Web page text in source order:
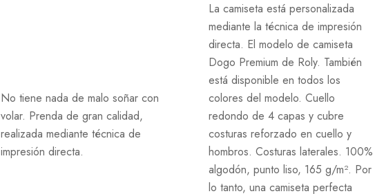
No tiene nada de malo soñar con
volar. Prenda de gran calidad,
realizada mediante técnica de
impresión directa.
La camiseta está personalizada
mediante la técnica de impresión
directa. El modelo de camiseta
Dogo Premium de Roly. También
está disponible en todos los
colores del modelo. Cuello
redondo de 4 capas y cubre
costuras reforzado en cuello y
hombros. Costuras laterales. 100%
algodón, punto liso, 165 g/m². Por
lo tanto, una camiseta perfecta